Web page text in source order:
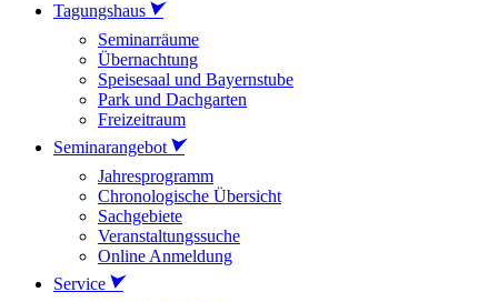
Tagungshaus
Seminarräume
Übernachtung
Speisesaal und Bayernstube
Park und Dachgarten
Freizeitraum
Seminarangebot
Jahresprogramm
Chronologische Übersicht
Sachgebiete
Veranstaltungssuche
Online Anmeldung
Service